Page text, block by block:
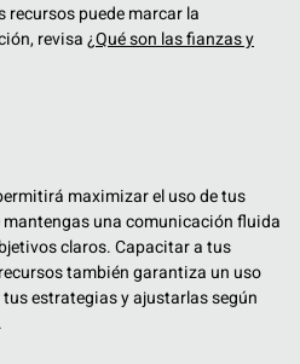
recursos puede marcar la
revisa¿Qué son las fianzas y
maximizar el uso de tus
una comunicación fluida
claros. Capacitar a tus
también garantiza un uso
estrategias y ajustarlas según